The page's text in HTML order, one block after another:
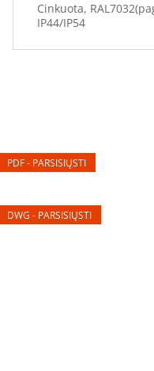
Cinkuota,
IP44/IP54
PDF - PARSISIŲSTI
DWG - PARSISIŲSTI